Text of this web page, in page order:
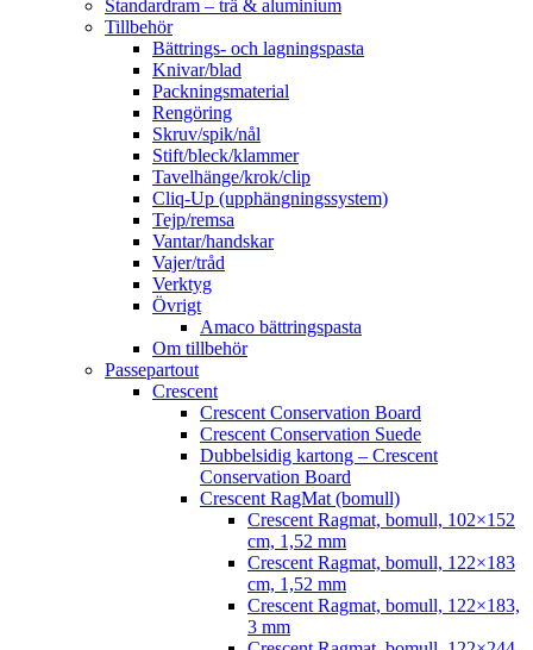
Standardram – trä & aluminium
Tillbehör
Bättrings- och lagningspasta
Knivar/blad
Packningsmaterial
Rengöring
Skruv/spik/nål
Stift/bleck/klammer
Tavelhänge/krok/clip
Cliq-Up (upphängningssystem)
Tejp/remsa
Vantar/handskar
Vajer/tråd
Verktyg
Övrigt
Amaco bättringspasta
Om tillbehör
Passepartout
Crescent
Crescent Conservation Board
Crescent Conservation Suede
Dubbelsidig kartong – Crescent
Conservation Board
Crescent RagMat (bomull)
Crescent Ragmat, bomull, 102×152
cm, 1,52 mm
Crescent Ragmat, bomull, 122×183
cm, 1,52 mm
Crescent Ragmat, bomull, 122×183,
3 mm